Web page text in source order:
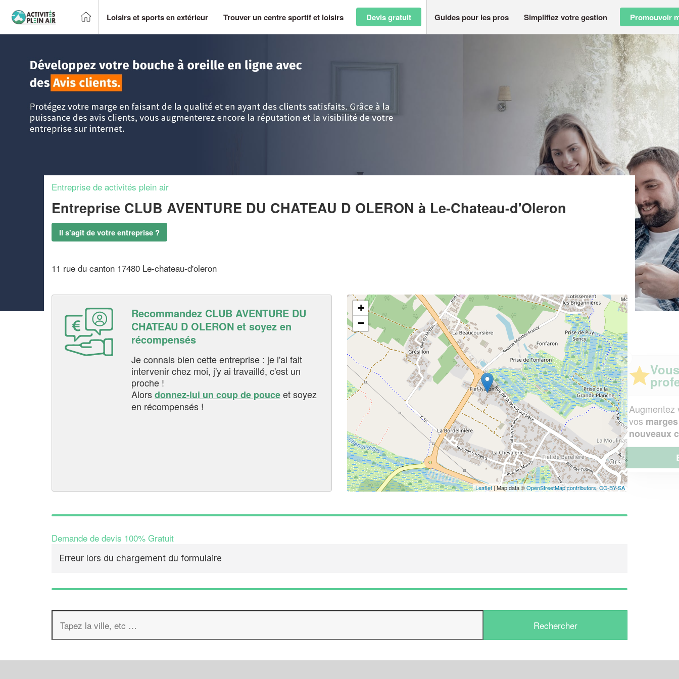
Loisirs et sports en extérieur Trouver un centre sportif et loisirs Devis gratuit Guides pour les pros Simplifiez votre gestion Promouvoir
Entreprise de activités plein air
Entreprise CLUB AVENTURE DU CHATEAU D OLERON à Le-Chateau-d'Oleron
Il s'agit de votre entreprise ?
11 rue du canton 17480 Le-chateau-d'oleron
Recommandez CLUB AVENTURE DU
CHATEAU D OLERON et soyez en
récompensés
Je connais bien cette entreprise : je l'ai fait
intervenir chez moi, j'y ai travaillé, c'est un
proche !
Alorsdonnez-lui un coup de pouceet soyez
en récompensés !
+
−
Leaflet| Map data ©OpenStreetMap contributors, CC-BY-SA
Demande de devis 100% Gratuit
Erreur lors du chargement du formulaire
✕
Vous êtes un
professionnel ?
Augmentez votrechiffre d'affaireset
vosmargestout en gagnant de
nouveaux clients
En savoir plus